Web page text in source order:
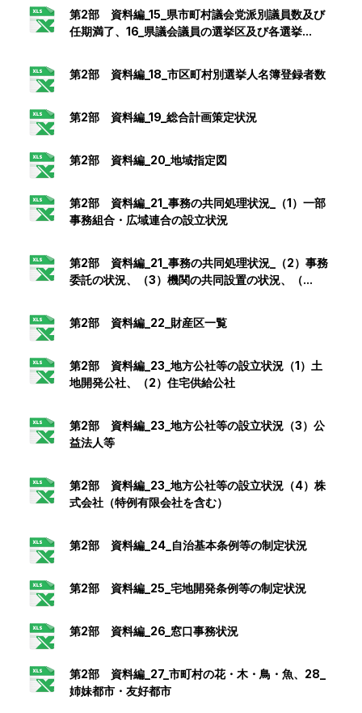
第2部 資料編_15_県市町村議会党派別議員数及び
任期満了、16_県議会議員の選挙区及び各選挙...
第2部 資料編_18_市区町村別選挙人名簿登録者数
第2部 資料編_19_総合計画策定状況
第2部 資料編_20_地域指定図
第2部 資料編_21_事務の共同処理状況_（1）一部
事務組合・広域連合の設立状況
第2部 資料編_21_事務の共同処理状況_（2）事務
委託の状況、（3）機関の共同設置の状況、（...
第2部 資料編_22_財産区一覧
第2部 資料編_23_地方公社等の設立状況（1）土
地開発公社、（2）住宅供給公社
第2部 資料編_23_地方公社等の設立状況（3）公
益法人等
第2部 資料編_23_地方公社等の設立状況（4）株
式会社（特例有限会社を含む）
第2部 資料編_24_自治基本条例等の制定状況
第2部 資料編_25_宅地開発条例等の制定状況
第2部 資料編_26_窓口事務状況
第2部 資料編_27_市町村の花・木・鳥・魚、28_
姉妹都市・友好都市